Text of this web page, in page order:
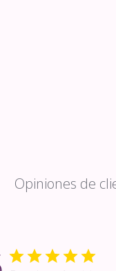
Opiniones de